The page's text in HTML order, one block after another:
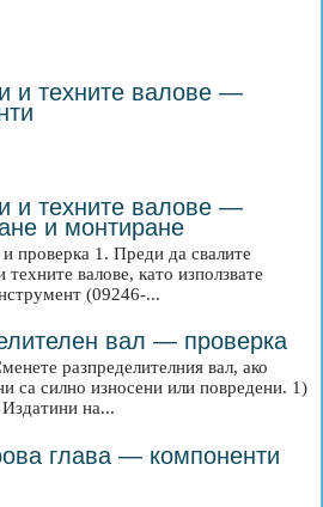
и техните валове —
и техните валове —
и монтиране
проверка 1. Преди да свалите
техните валове, като използвате
(09246-...
вал — проверка
разпределителния вал, ако
са силно износени или повредени. 1)
на...
глава — компоненти